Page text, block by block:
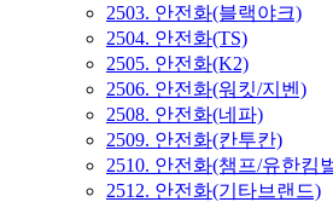
2503. 안전화(블랙야크)
2504. 안전화(TS)
2505. 안전화(K2)
2506. 안전화(워킷/지벤)
2508. 안전화(네파)
2509. 안전화(칸투칸)
2510. 안전화(챔프/유한킴
2512. 안전화(기타브랜드)